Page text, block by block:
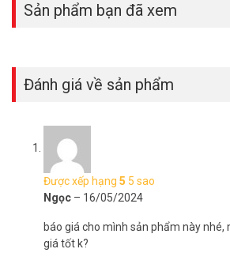
Sản phẩm bạn đã xem
Đánh giá về sản phẩm
Được xếp hạng 5 5 sao
Ngọc – 16/05/2024
báo giá cho mình sản phẩm này nhé,
giá tốt k?